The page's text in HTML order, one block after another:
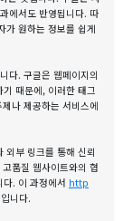
에서도 반영됩니다. 따
가 원하는 정보를 쉽게
다. 구글은 웹페이지의
때문에, 이러한 태그
나 제공하는 서비스에
외부 링크를 통해 신뢰
품질 웹사이트와의 협
. 이 과정에서 http
니다.